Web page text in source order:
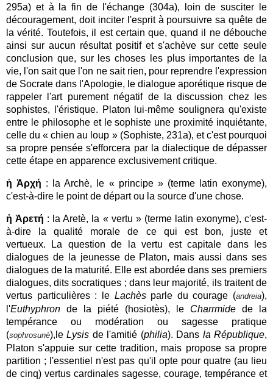
295a) et à la fin de l'échange (304a), loin de susciter le
découragement, doit inciter l'esprit à poursuivre sa quête de
la vérité. Toutefois, il est certain que, quand il ne débouche
ainsi sur aucun résultat positif et s'achève sur cette seule
conclusion que, sur les choses les plus importantes de la
vie, l'on sait que l'on ne sait rien, pour reprendre l'expression
de Socrate dans l'Apologie, le dialogue aporétique risque de
rappeler l'art purement négatif de la discussion chez les
sophistes, l'éristique. Platon lui-même soulignera qu'existe
entre le philosophe et le sophiste une proximité inquiétante,
celle du « chien au loup » (Sophiste, 231a), et c'est pourquoi
sa propre pensées'efforcera par la dialectique de dépasser
cette étape en apparence exclusivement critique.
ἡ Ἀρχή : la Archè, le « principe » (terme latin exonyme),
c'est-à-dire le point de départ ou la source d'une chose.
ἡ Ἀρετή : la Aretè, la « vertu » (terme latin exonyme), c'est-
à-dire la qualité morale de ce qui est bon, juste et
vertueux.
La question de la vertu est capitale dans les
dialogues de la jeunesse de Platon, mais aussi dans ses
dialogues de la maturité. Elle est abordée dans ses premiers
dialogues, dits socratiques ; dans leur majorité, ils traitent de
vertus particulières : le Lachèsparle du courage (andreia),
l'Euthyphron de la piété (hosiotès), le Charrmide de la
tempérance ou modération ou sagesse pratique
(sophrosunè),leLysis de l'amitié (philia). Dans la République,
Platon s'appuie sur cette tradition, mais propose sa propre
partition ; l'essentiel n'est pas qu'il opte pour quatre (au lieu
de cinq) vertus cardinales sagesse, courage, tempérance et